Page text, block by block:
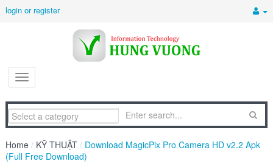
login or register
Home / KỸ THUẬT / Download MagicPix Pro Camera HD v2.2 Apk
(Full Free Download)